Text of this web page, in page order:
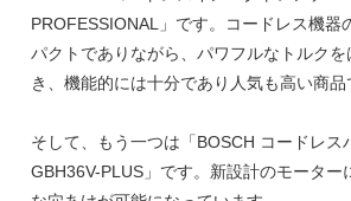
PROFESSIONAL」です。コードレス機器
パクトでありながら、パワフルなトルク
き、機能的には十分であり人気も高い商品
そして、もう一つは「BOSCH コードレス
GBH36V-PLUS」です。新設計のモーター